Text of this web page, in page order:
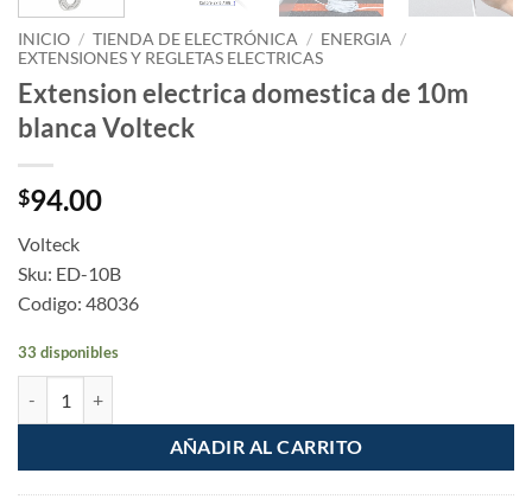
INICIO / TIENDA DE ELECTRÓNICA / ENERGIA /
EXTENSIONES Y REGLETAS ELECTRICAS
Extension electrica domestica de 10m
blanca Volteck
$94.00
Volteck
Sku: ED-10B
Codigo: 48036
33 disponibles
AÑADIR AL CARRITO